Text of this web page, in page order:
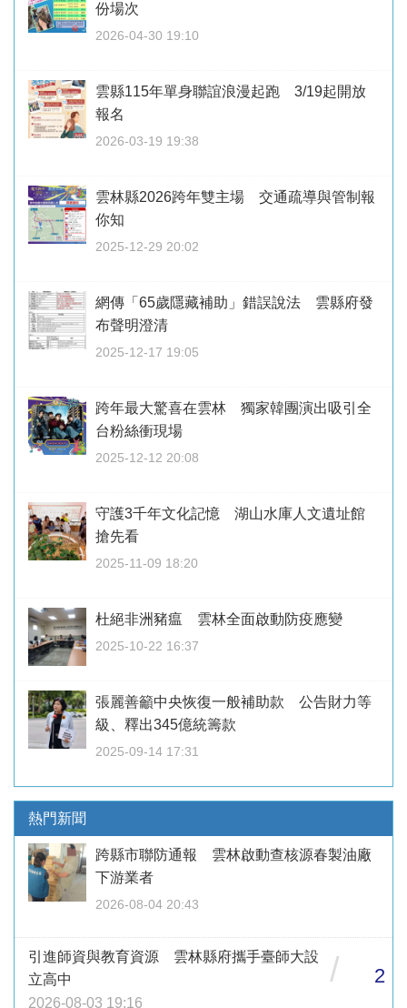
份場次
2026-04-30 19:10
雲縣115年單身聯誼浪漫起跑 3/19起開放
報名
2026-03-19 19:38
雲林縣2026跨年雙主場 交通疏導與管制報
你知
2025-12-29 20:02
網傳「65歲隱藏補助」錯誤說法 雲縣府發
布聲明澄清
2025-12-17 19:05
跨年最大驚喜在雲林 獨家韓團演出吸引全
台粉絲衝現場
2025-12-12 20:08
守護3千年文化記憶 湖山水庫人文遺址館
搶先看
2025-11-09 18:20
杜絕非洲豬瘟 雲林全面啟動防疫應變
2025-10-22 16:37
張麗善籲中央恢復一般補助款 公告財力等
級、釋出345億統籌款
2025-09-14 17:31
熱門新聞
跨縣市聯防通報 雲林啟動查核源春製油廠
下游業者
2026-08-04 20:43
引進師資與教育資源 雲林縣府攜手臺師大設
立高中
2026-08-03 19:16
/ 2